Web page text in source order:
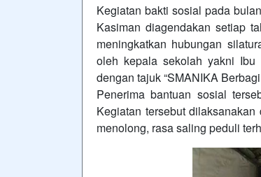
Kegiatan bakti sosial pada
Kasiman diagendakan setiap
meningkatkan hubungan
oleh kepala sekolah yakni
dengan tajuk “SMANIKA
Penerima bantuan sosial
Kegiatan tersebut
menolong, rasa saling peduli